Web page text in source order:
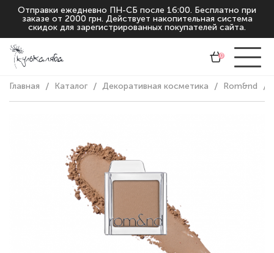
Отправки ежедневно ПН-СБ после 16:00. Бесплатно при
заказе от 2000 грн. Действует накопительная система
скидок для зарегистрированных покупателей сайта.
0
Главная Каталог Декоративная косметика Rom&nd